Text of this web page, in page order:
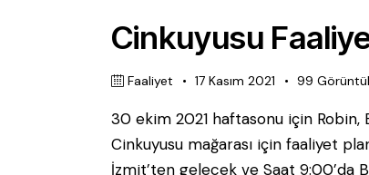
Cinkuyusu
Faaliyet 17 Kasım 2021 99
30 ekim 2021 haftasonu için Robin,
Cinkuyusu mağarası için faaliyet
İzmit’ten gelecek ve Saat 9:00’da